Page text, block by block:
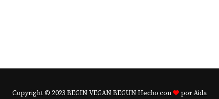
Copyright © 2023 BEGIN VEGAN BEGUN Hecho con por Aida